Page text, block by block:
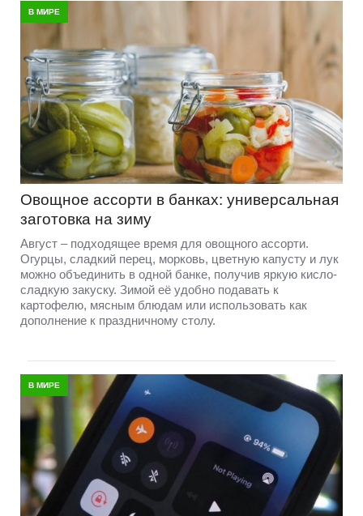
В МИРЕ
Овощное ассорти в банках: универсальная
заготовка на зиму
Август – подходящее время для овощного ассорти.
Огурцы, сладкий перец, морковь, цветную капусту и лук
можно объединить в одной банке, получив яркую кисло-
сладкую закуску. Зимой её удобно подавать к
картофелю, мясным блюдам или использовать как
дополнение к праздничному столу.
В МИРЕ